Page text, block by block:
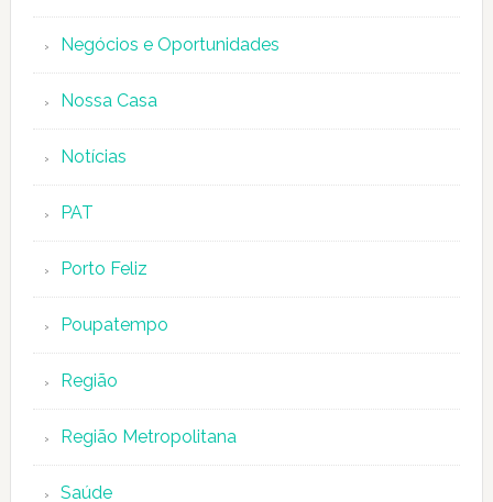
Negócios e Oportunidades
Nossa Casa
Notícias
PAT
Porto Feliz
Poupatempo
Região
Região Metropolitana
Saúde